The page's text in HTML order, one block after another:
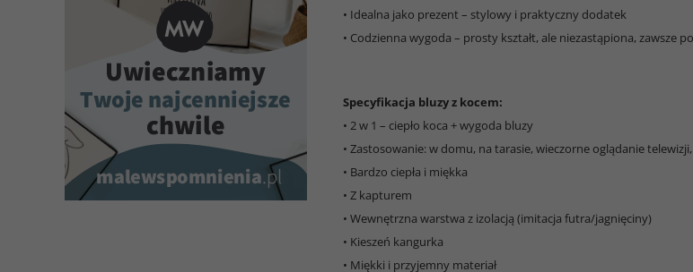
• Idealna jako prezent – stylowy i praktyczny dodatek
• Codzienna wygoda – prosty kształt, ale niezastąpiona, zawsze
Specyfikacja bluzy z kocem:
• 2 w 1 – ciepło koca + wygoda bluzy
• Zastosowanie: w domu, na tarasie, wieczorne oglądanie
• Bardzo ciepła i miękka
• Z kapturem
• Wewnętrzna warstwa z izolacją (imitacja futra/jagnięciny)
• Kieszeń kangurka
• Miękki i przyjemny materiał